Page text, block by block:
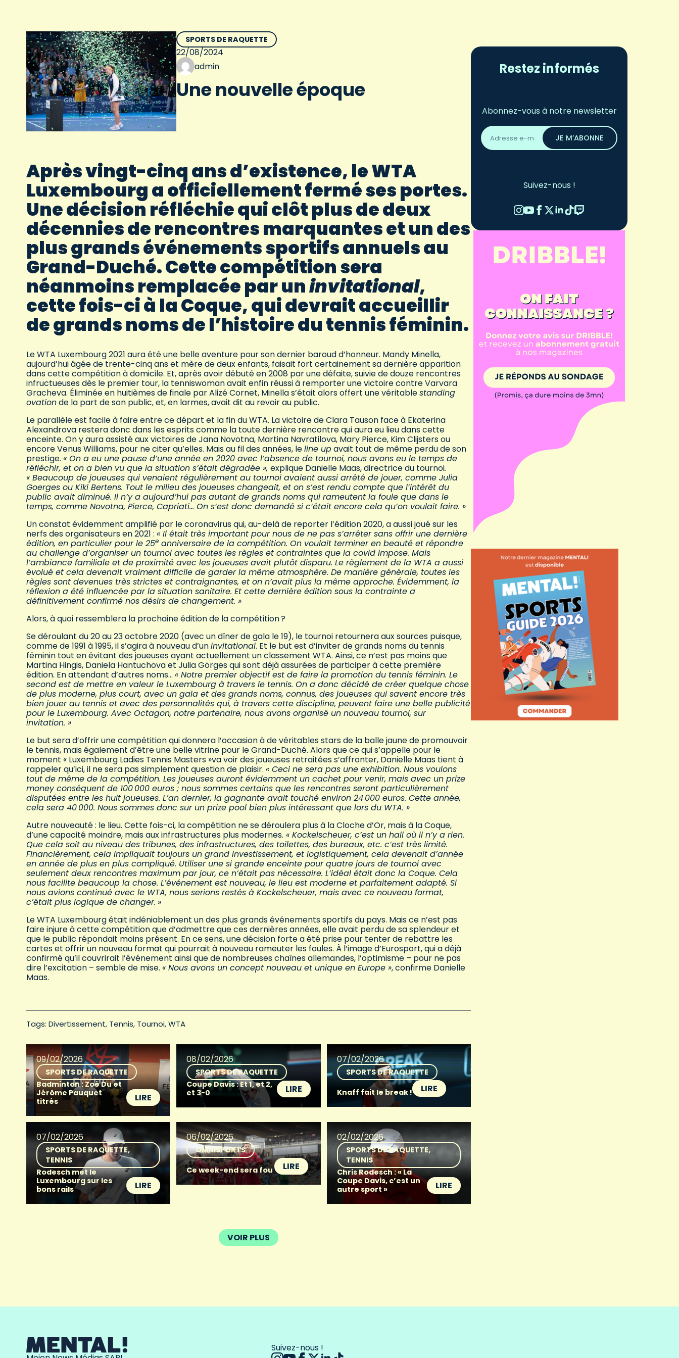
SPORTS DE RAQUETTE
22/08/2024
admin
Une nouvelle époque
Après vingt-cinq ans d’existence, le WTA
Luxembourg a officiellement fermé ses portes.
Une décision réfléchie qui clôt plus de deux
décennies de rencontres marquantes et un des
plus grands événements sportifs annuels au
Grand-Duché. Cette compétition sera
néanmoins remplacée par uninvitational,
cette fois-ci à la Coque, qui devrait accueillir
de grands noms de l’histoire du tennis féminin.
Le WTA Luxembourg 2021 aura été une belle aventure pour son dernier baroud d’honneur. Mandy Minella,
aujourd’hui âgée de trente-cinq ans et mère de deux enfants, faisait fort certainement sa dernière apparition
dans cette compétition à domicile. Et, après avoir débuté en 2008 par une défaite, suivie de douze rencontres
infructueuses dès le premier tour, la tenniswoman avait enfin réussi à remporter une victoire contre Varvara
Gracheva. Éliminée en huitièmes de finale par Alizé Cornet, Minella s’était alors offert une véritablestanding
ovationde la part de son public, et, en larmes, avait dit au revoir au public.
Le parallèle est facile à faire entre ce départ et la fin du WTA. La victoire de Clara Tauson face à Ekaterina
Alexandrova restera donc dans les esprits comme la toute dernière rencontre qui aura eu lieu dans cette
enceinte. On y aura assisté aux victoires de Jana Novotna, Martina Navratilova, Mary Pierce, Kim Clijsters ou
encore Venus Williams, pour ne citer qu’elles. Mais au fil des années, leline upavait tout de même perdu de son
prestige. « On a eu une pause d’une année en 2020 avec l’absence de tournoi, nous avons eu le temps de
réfléchir, et on a bien vu que la situation s’était dégradée », explique Danielle Maas, directrice du tournoi.
« Beaucoup de joueuses qui venaient régulièrement au tournoi avaient aussi arrêté de jouer, comme Julia
Goerges ou Kiki Bertens. Tout le milieu des joueuses changeait, et on s’est rendu compte que l’intérêt du
public avait diminué. Il n’y a aujourd’hui pas autant de grands noms qui rameutent la foule que dans le
temps, comme Novotna, Pierce, Capriati… On s’est donc demandé si c’était encore cela qu’on voulait faire. »
Un constat évidemment amplifié par le coronavirus qui, au-delà de reporter l’édition 2020, a aussi joué sur les
nerfs des organisateurs en 2021 : « Il était très important pour nous de ne pas s’arrêter sans offrir une dernière
édition, en particulier pour le 25e anniversaire de la compétition. On voulait terminer en beauté et répondre
au challenge d’organiser un tournoi avec toutes les règles et contraintes que la covid impose. Mais
l’ambiance familiale et de proximité avec les joueuses avait plutôt disparu. Le règlement de la WTA a aussi
évolué et cela devenait vraiment difficile de garder la même atmosphère. De manière générale, toutes les
règles sont devenues très strictes et contraignantes, et on n’avait plus la même approche. Évidemment, la
réflexion a été influencée par la situation sanitaire. Et cette dernière édition sous la contrainte a
définitivement confirmé nos désirs de changement. »
Alors, à quoi ressemblera la prochaine édition de la compétition ?
Se déroulant du 20 au 23 octobre 2020 (avec un dîner de gala le 19), le tournoi retournera aux sources puisque,
comme de 1991 à 1995, il s’agira à nouveau d’uninvitational. Et le but est d’inviter de grands noms du tennis
féminin tout en évitant des joueuses ayant actuellement un classement WTA. Ainsi, ce n’est pas moins que
Martina Hingis, Daniela Hantuchova et Julia Görges qui sont déjà assurées de participer à cette première
édition. En attendant d’autres noms… « Notre premier objectif est de faire la promotion du tennis féminin. Le
second est de mettre en valeur le Luxembourg à travers le tennis. On a donc décidé de créer quelque chose
de plus moderne, plus court, avec un gala et des grands noms, connus, des joueuses qui savent encore très
bien jouer au tennis et avec des personnalités qui, à travers cette discipline, peuvent faire une belle publicité
pour le Luxembourg. Avec Octagon, notre partenaire, nous avons organisé un nouveau tournoi, sur
invitation. »
Le but sera d’offrir une compétition qui donnera l’occasion à de véritables stars de la balle jaune de promouvoir
le tennis, mais également d’être une belle vitrine pour le Grand-Duché. Alors que ce qui s’appelle pour le
moment « Luxembourg Ladies Tennis Masters »va voir des joueuses retraitées s’affronter, Danielle Maas tient à
rappeler qu’ici, il ne sera pas simplement question de plaisir. « Ceci ne sera pas une exhibition. Nous voulons
tout de même de la compétition. Les joueuses auront évidemment un cachet pour venir, mais avec un prize
money conséquent de 100000 euros ; nous sommes certains que les rencontres seront particulièrement
disputées entre les huit joueuses. L’an dernier, la gagnante avait touché environ 24000 euros. Cette année,
cela sera 40000. Nous sommes donc sur un prize pool bien plus intéressant que lors du WTA. »
Autre nouveauté : le lieu. Cette fois-ci, la compétition ne se déroulera plus à la Cloche d’Or, mais à la Coque,
d’une capacité moindre, mais aux infrastructures plus modernes. « Kockelscheuer, c’est un hall où il n’y a rien.
Que cela soit au niveau des tribunes, des infrastructures, des toilettes, des bureaux, etc. c’est très limité.
Financièrement, cela impliquait toujours un grand investissement, et logistiquement, cela devenait d’année
en année de plus en plus compliqué. Utiliser une si grande enceinte pour quatre jours de tournoi avec
seulement deux rencontres maximum par jour, ce n’était pas nécessaire. L’idéal était donc la Coque. Cela
nous facilite beaucoup la chose. L’événement est nouveau, le lieu est moderne et parfaitement adapté. Si
nous avions continué avec le WTA, nous serions restés à Kockelscheuer, mais avec ce nouveau format,
c’était plus logique de changer. »
Le WTA Luxembourg était indéniablement un des plus grands événements sportifs du pays. Mais ce n’est pas
faire injure à cette compétition que d’admettre que ces dernières années, elle avait perdu de sa splendeur et
que le public répondait moins présent. En ce sens, une décision forte a été prise pour tenter de rebattre les
cartes et offrir un nouveau format qui pourrait à nouveau rameuter les foules. À l’image d’Eurosport, qui a déjà
confirmé qu’il couvrirait l’événement ainsi que de nombreuses chaînes allemandes, l’optimisme – pour ne pas
dire l’excitation – semble de mise. « Nous avons un concept nouveau et unique en Europe », confirme Danielle
Maas.
Tags: Divertissement Tennis Tournoi WTA
09/02/2026
SPORTS DE RAQUETTE
Badminton : Zoé Du et
Jérôme Pauquet
titrés
LIRE
08/02/2026
SPORTS DE RAQUETTE
Coupe Davis : Et 1, et 2,
et 3-0
LIRE
07/02/2026
SPORTS DE RAQUETTE
Knaff fait le break !
LIRE
07/02/2026
SPORTS DE RAQUETTE
TENNIS
Rodesch met le
Luxembourg sur les
bons rails
LIRE
06/02/2026
OMNISPORTS
Ce week-end sera fou
LIRE
02/02/2026
SPORTS DE RAQUETTE
TENNIS
Chris Rodesch : « La
Coupe Davis, c’est un
autre sport »
LIRE
VOIR PLUS
Restez informés
Abonnez-vous à notre newsletter
Adresse
email
*
JE M’ABONNE
Suivez-nous !
Suivez-nous !